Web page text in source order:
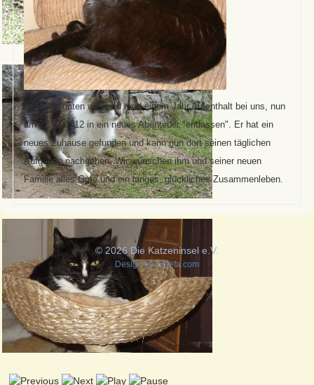
Simba konnten wir nach rund einem Jahr Aufenthalt bei uns, nun
am 22.02.2012 in ein neues Abenteuer "entlassen". Er hat ein
neues Zuhause gefunden und kann nun dort seinen täglichen
Aufgaben nachgehen. Wir wünschen ihm und seiner neuen
Familie alles Gute und ein langes, glückliches Zusammenleben.
© 2026 Die Katzeninsel e.V.
Design byschefa.com